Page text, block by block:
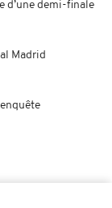
d’une demi-finale
Madrid